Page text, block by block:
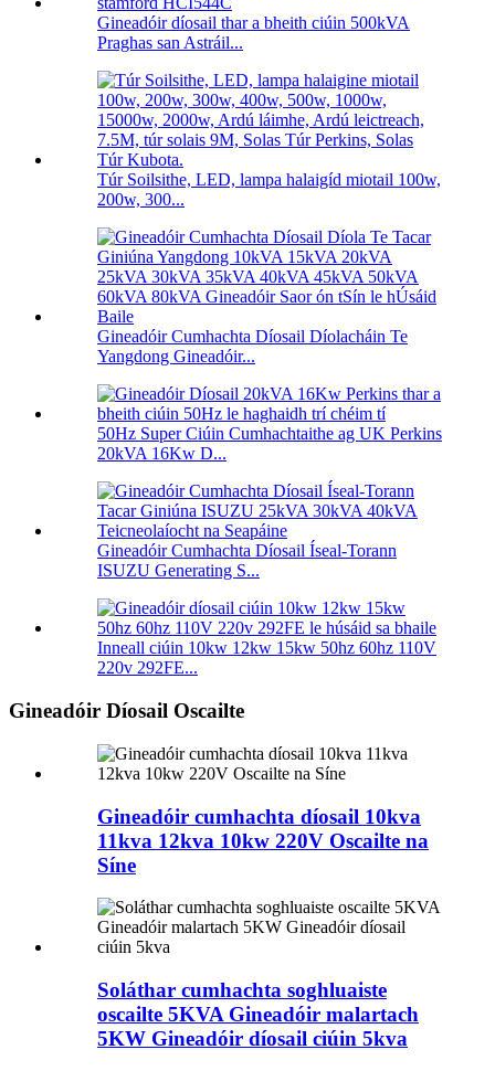
Gineadóir díosail thar a bheith ciúin 500kVA
Praghas san Astráil...
Túr Soilsithe, LED, lampa halaigíd miotail 100w,
200w, 300...
Gineadóir Cumhachta Díosail Díolacháin Te
Yangdong Gineadóir...
50Hz Super Ciúin Cumhachtaithe ag UK Perkins
20kVA 16Kw D...
Gineadóir Cumhachta Díosail Íseal-Torann
ISUZU Generating S...
Inneall ciúin 10kw 12kw 15kw 50hz 60hz 110V
220v 292FE...
Gineadóir Díosail Oscailte
Gineadóir cumhachta díosail 10kva
11kva 12kva 10kw 220V Oscailte na
Síne
Soláthar cumhachta soghluaiste
oscailte 5KVA Gineadóir malartach
5KW Gineadóir díosail ciúin 5kva